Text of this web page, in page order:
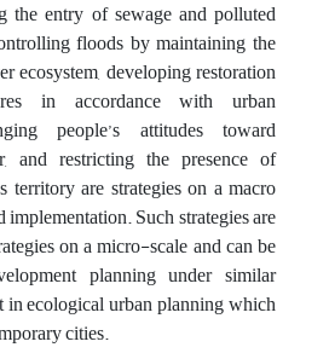
the entry of sewage and polluted
floods by maintaining the
ecosystem, developing restoration
in accordance with urban
people’s attitudes toward
and restricting the presence of
territory are strategies on a macro
Such strategies are
on a micro-scale and can be
planning under similar
in ecological urban planning which
cities.